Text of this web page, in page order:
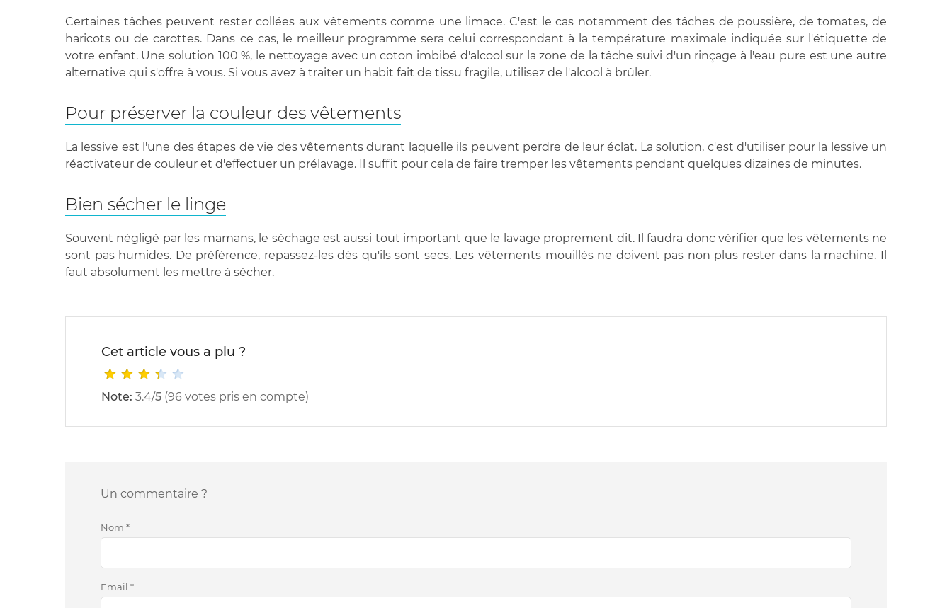
Certaines tâches peuvent rester collées aux vêtements comme une limace. C'est le cas notamment des tâches de poussière, de tomates, de
haricots ou de carottes. Dans ce cas, le meilleur programme sera celui correspondant à la température maximale indiquée sur l'étiquette de
votre enfant. Une solution 100 %, le nettoyage avec un coton imbibé d'alcool sur la zone de la tâche suivi d'un rinçage à l'eau pure est une autre
alternative qui s'offre à vous. Si vous avez à traiter un habit fait de tissu fragile, utilisez de l'alcool à brûler.
Pour préserver la couleur des vêtements
La lessive est l'une des étapes de vie des vêtements durant laquelle ils peuvent perdre de leur éclat. La solution, c'est d'utiliser pour la lessive un
réactivateur de couleur et d'effectuer un prélavage. Il suffit pour cela de faire tremper les vêtements pendant quelques dizaines de minutes.
Bien sécher le linge
Souvent négligé par les mamans, le séchage est aussi tout important que le lavage proprement dit. Il faudra donc vérifier que les vêtements ne
sont pas humides. De préférence, repassez-les dès qu'ils sont secs. Les vêtements mouillés ne doivent pas non plus rester dans la machine. Il
faut absolument les mettre à sécher.
Cet article vous a plu ?
Note: 3.4/5 (96 votes pris en compte)
Un commentaire ?
Nom *
Email *